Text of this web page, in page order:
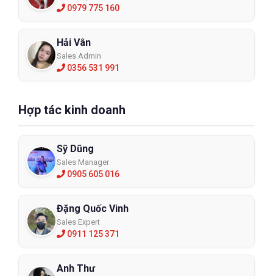
0979 775 160
Hải Vân
Sales Admin
0356 531 991
Hợp tác kinh doanh
Sỹ Dũng
Sales Manager
0905 605 016
Đặng Quốc Vinh
Sales Expert
0911 125 371
Anh Thư